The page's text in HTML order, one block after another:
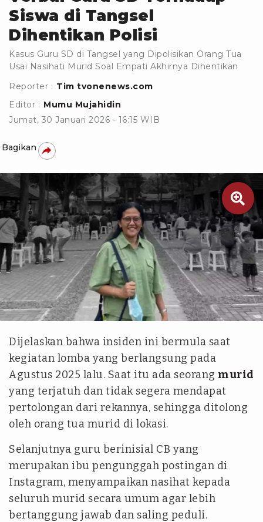
Siswa di Tangsel
Dihentikan Polisi
Kasus Guru SD di Tangsel yang Dipolisikan Orang Tua
Usai Nasihati Murid Soal Empati Akhirnya Dihentikan
Reporter : Tim tvonenews.com
Editor : Mumu Mujahidin
Jumat, 30 Januari 2026 - 16:15 WIB
Bagikan

Instagram @dinogabrl
Dijelaskan bahwa insiden ini bermula saat
kegiatan lomba yang berlangsung pada
Agustus 2025 lalu. Saat itu ada seorang murid
yang terjatuh dan tidak segera mendapat
pertolongan dari rekannya, sehingga ditolong
oleh orang tua murid di lokasi.
Selanjutnya guru berinisial CB yang
merupakan ibu pengunggah postingan di
Instagram, menyampaikan nasihat kepada
seluruh murid secara umum agar lebih
bertanggung jawab dan saling peduli.